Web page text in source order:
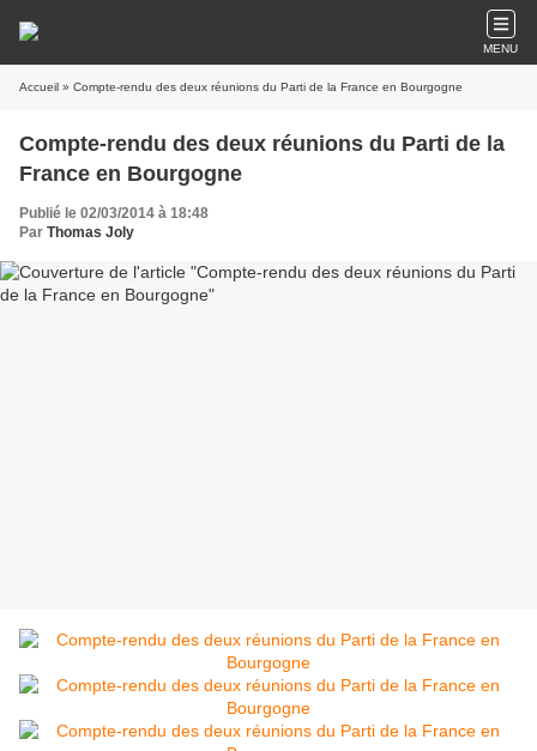
MENU
Accueil » Compte-rendu des deux réunions du Parti de la France en Bourgogne
Compte-rendu des deux réunions du Parti de la
France en Bourgogne
Publié le 02/03/2014 à 18:48
Par Thomas Joly